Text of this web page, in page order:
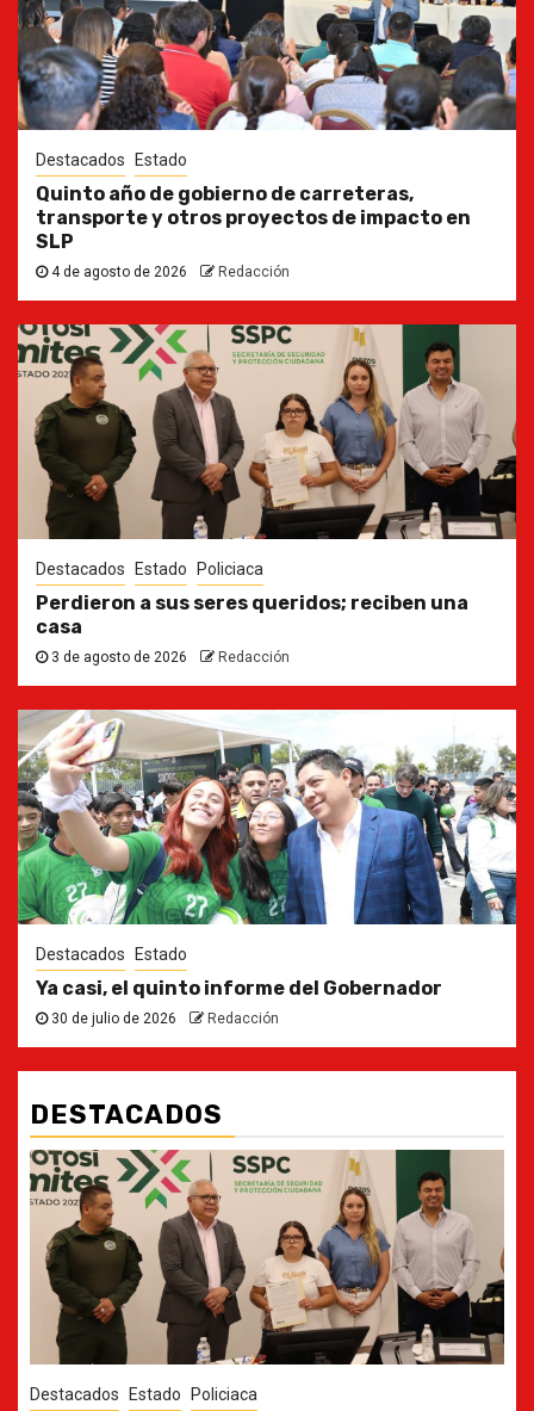
Destacados Estado
Quinto año de gobierno de carreteras,
transporte y otros proyectos de impacto en
SLP
4 de agosto de 2026 Redacción
Destacados Estado Policiaca
Perdieron a sus seres queridos; reciben una
casa
3 de agosto de 2026 Redacción
Destacados Estado
Ya casi, el quinto informe del Gobernador
30 de julio de 2026 Redacción
DESTACADOS
Destacados Estado